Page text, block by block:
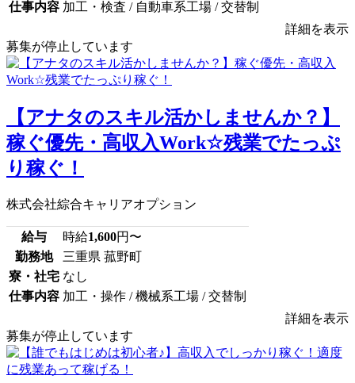
仕事内容 加工・検査 / 自動車系工場 / 交替制
詳細を表示
募集が停止しています
【アナタのスキル活かしませんか？】
稼ぐ優先・高収入Work☆残業でたっぷ
り稼ぐ！
株式会社綜合キャリアオプション
給与 時給1,600円〜
勤務地
三重県 菰野町
寮・社宅 なし
仕事内容 加工・操作 / 機械系工場 / 交替制
詳細を表示
募集が停止しています